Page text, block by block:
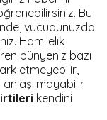
Bu
vücudunuzda
Hamilelik
bünyeniz bazı
etmeyebilir,
kendini